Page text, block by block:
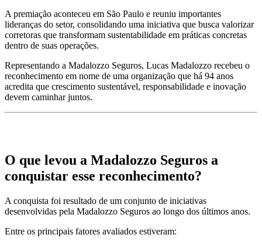
A premiação aconteceu em São Paulo e reuniu importantes
lideranças do setor, consolidando uma iniciativa que busca valorizar
corretoras que transformam sustentabilidade em práticas concretas
dentro de suas operações.
Representando a Madalozzo Seguros, Lucas Madalozzo recebeu o
reconhecimento em nome de uma organização que há 94 anos
acredita que crescimento sustentável, responsabilidade e inovação
devem caminhar juntos.
O que levou a Madalozzo Seguros a
conquistar esse reconhecimento?
A conquista foi resultado de um conjunto de iniciativas
desenvolvidas pela Madalozzo Seguros ao longo dos últimos anos.
Entre os principais fatores avaliados estiveram: